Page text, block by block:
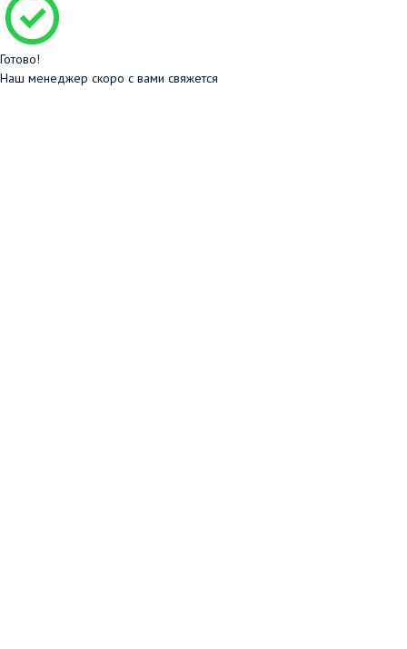
Готово!
Наш менеджер скоро с вами свяжется